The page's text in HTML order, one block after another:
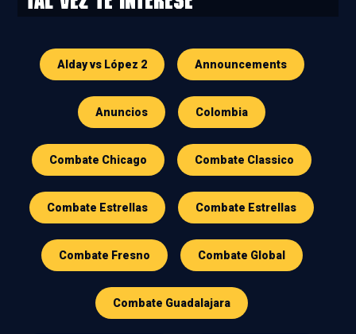
Alday vs López 2 Announcements
Anuncios Colombia
Combate Chicago Combate Classico
Combate Estrellas Combate Estrellas
Combate Fresno Combate Global
Combate Guadalajara